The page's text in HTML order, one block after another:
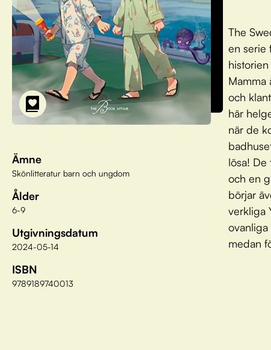
Ämne
Skönlitteratur barn och ungdom
Ålder
6-9
Utgivningsdatum
2024-05-14
ISBN
9789189740013
The
en serie
Mamma
och
här
när de
lösa!
och en
börjar
verkliga
ovanliga
medan